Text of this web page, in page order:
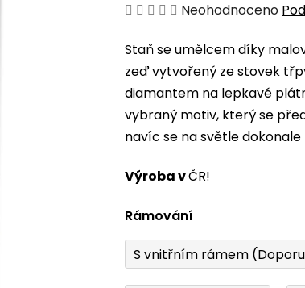
Průměrné
produktu
je
0,0
z
5
Neohodnoceno
Staň se umělcem díky
zeď vytvořený ze stovek
diamantem na lepkavé
vybraný motiv, který se
navíc se na světle
Výroba vČR!
Rámování
S vnitřním rámem